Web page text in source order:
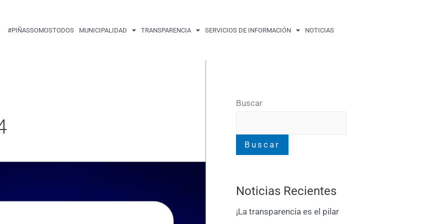
#PIÑASSOMOSTODOS MUNICIPALIDAD TRANSPARENCIA SERVICIOS DE INFORMACIÓN NOTICIAS
Buscar
Buscar
Noticias Recientes
¡La transparencia es el pilar